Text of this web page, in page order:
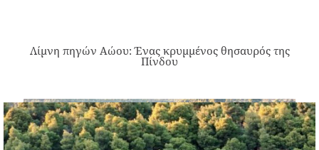
Λίμνη πηγών Αώου: Ένας κρυμμένος θησαυρός της
Πίνδου